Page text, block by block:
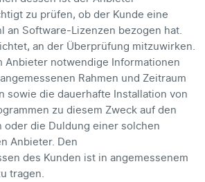
zu prüfen, ob der Kunde eine
an Software-Lizenzen bezogen hat.
an der Überprüfung mitzuwirken.
Anbieter notwendige Informationen
Rahmen und Zeitraum
sowie die dauerhafte Installation von
zu diesem Zweck auf den
oder die Duldung einer solchen
Anbieter. Den
des Kunden ist in angemessenem
tragen.